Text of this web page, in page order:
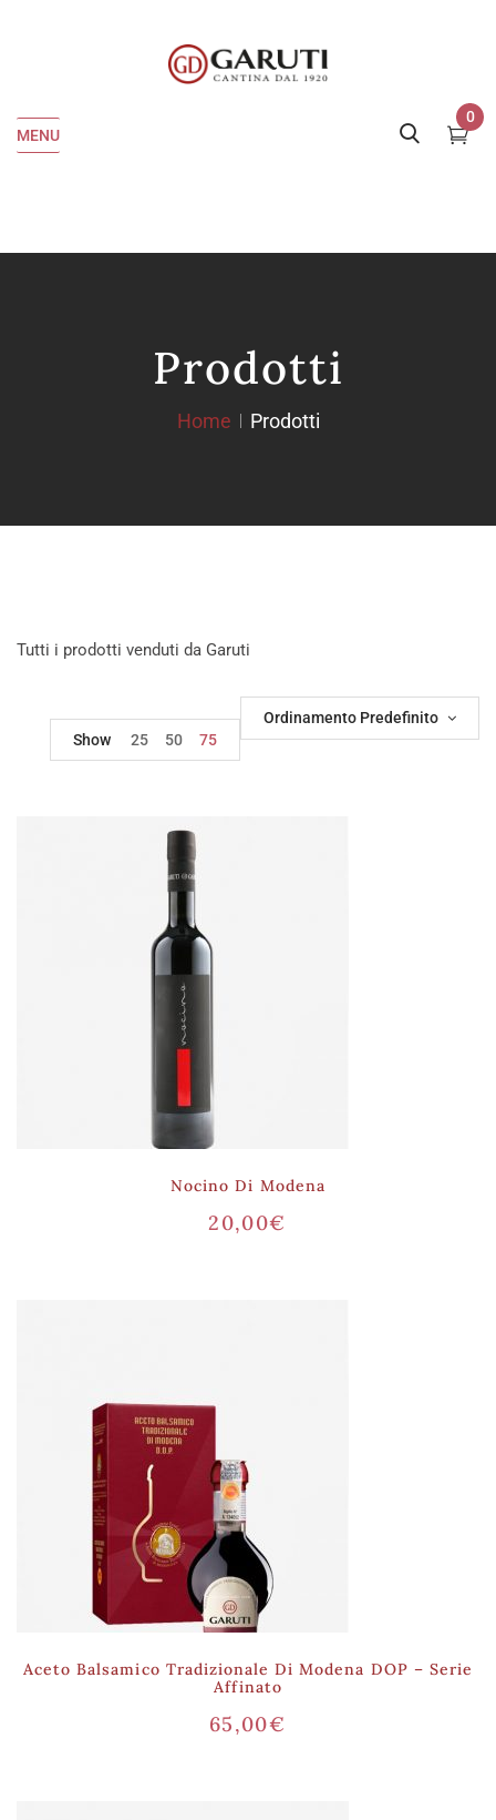
MENU
0
Prodotti
Home Prodotti
Tutti i prodotti venduti da Garuti
Ordinamento Predefinito
Show
25 50 75
Nocino Di Modena
20,00€
Aceto Balsamico Tradizionale Di Modena DOP – Serie
Affinato
65,00€